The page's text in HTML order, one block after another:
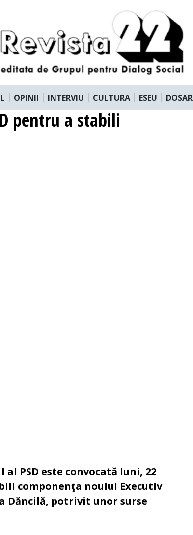
OPINII INTERVIU CULTURA ESEU DOSAR
pentru a stabili
PSD este convocată luni, 22
componenţa noului Executiv
Dăncilă, potrivit unor surse